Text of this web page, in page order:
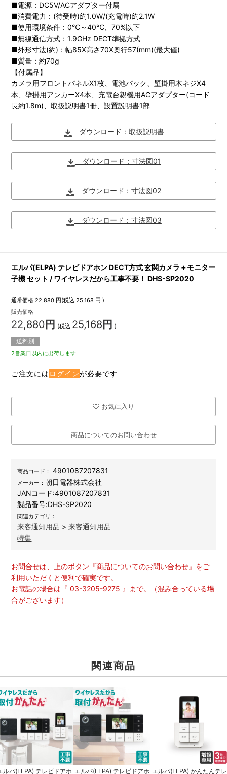
■電源：DC5V/ACアダプター付属
■消費電力：(待受時)約1.0W/(充電時)約2.1W
■使用環境条件：0℃～40℃、70%以下
■無線通信方式：1.9GHz DECT準拠方式
■外形寸法(約)：幅85X高さ70X奥行57(mm)(最大値)
■質量：約70g
【付属品】
カメラ用フロントパネルX1枚、電池パック、壁掛用木ネジX4
本、壁掛用アンカーX4本、充電台親機用ACアダプター(コード
長約1.8m)、取扱説明書1冊、設置説明書1部
ダウンロード：取扱説明書
ダウンロード：寸法図01
ダウンロード：寸法図02
ダウンロード：寸法図03
エルパ(ELPA) テレビドアホン DECT方式 玄関カメラ＋モニター
子機 セット / ワイヤレスだから工事不要！ DHS-SP2020
通常価格 22,880 円(税込 25,168 円 )
販売価格
22,880 円 (税込 25,168 円 )
送料別
2営業日以内に出荷します
ご注文には ログインが必要です
お気に入り
商品についてのお問い合わせ
商品コード： 4901087207831
メーカー：朝日電器株式会社
JANコード:4901087207831
製品番号:DHS-SP2020
関連カテゴリ：
来客通知用品 >来客通知用品
特集
お問合せは、上のボタン『商品についてのお問い合わせ』をご
利用いただくと便利で確実です。
お電話の場合は『 03-3205-9275 』まで。（混み合っている場
合がございます）
関連商品
ルパ(ELPA) テレビドアホ エルパ(ELPA) テレビドアホ エルパ(ELPA) かんたんテレ